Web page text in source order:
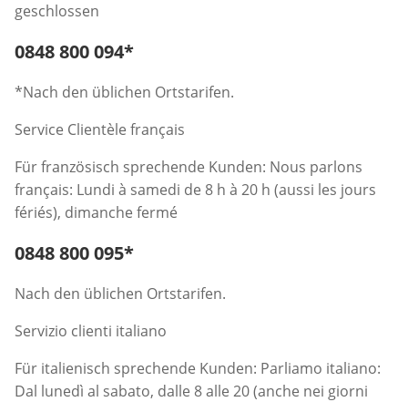
geschlossen
Telefonnummer:
0848 800 094*
*Nach den üblichen Ortstarifen.
Service Clientèle français
Für französisch sprechende Kunden: Nous parlons
français: Lundi à samedi de 8 h à 20 h (aussi les jours
fériés), dimanche fermé
Telefonnummer:
0848 800 095*
Nach den üblichen Ortstarifen.
Servizio clienti italiano
Für italienisch sprechende Kunden: Parliamo italiano:
Dal lunedì al sabato, dalle 8 alle 20 (anche nei giorni